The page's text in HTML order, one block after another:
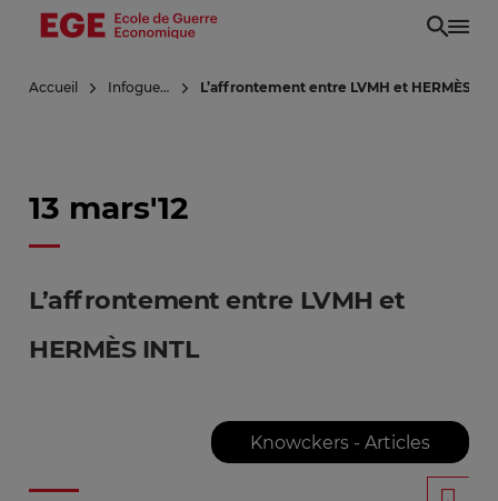
Aller
principal
Accueil Infoguerre L’affrontement entre LVMH et HERMÈS
13 mars'12
L’affrontement entre LVMH et
HERMÈS INTL
Knowckers - Articles